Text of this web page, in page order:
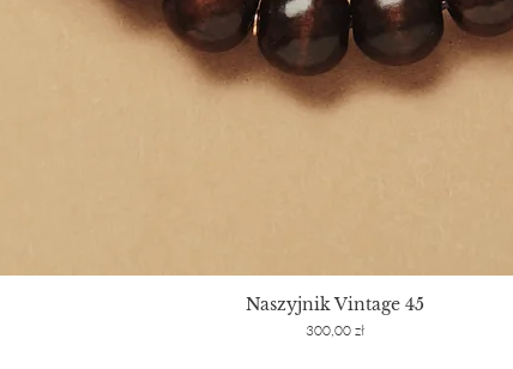
Naszyjnik Vintage 45
Cena
300,00 zł